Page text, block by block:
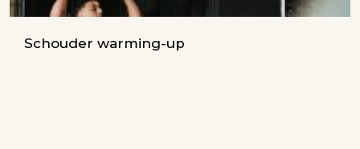
Schouder warming-up